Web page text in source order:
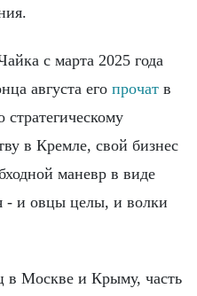
с марта 2025 года
августа его прочат в
стратегическому
в Кремле, свой бизнес
маневр в виде
- и овцы целы, и волки
в Москве и Крыму, часть